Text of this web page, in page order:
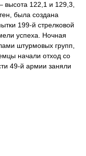
высота 122,1 и 129,3,
была создана
199-й стрелковой
успеха. Ночная
штурмовых групп,
начали отход со
49-й армии заняли